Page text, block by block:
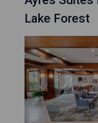
Lake Forest